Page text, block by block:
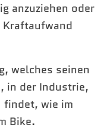
anzuziehen oder
welches seinen
in der Industrie,
findet, wie im
Bike.